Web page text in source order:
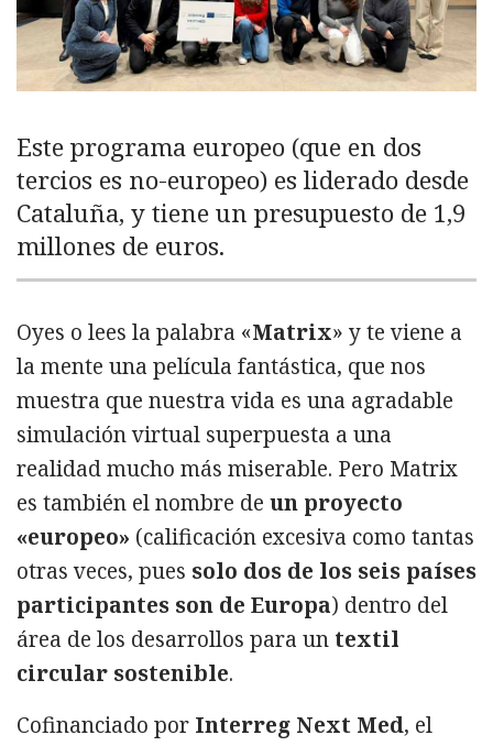
Este programa europeo (que en dos
tercios es no-europeo) es liderado desde
Cataluña, y tiene un presupuesto de 1,9
millones de euros.
Oyes o lees la palabra «Matrix» y te viene a
la mente una película fantástica, que nos
muestra que nuestra vida es una agradable
simulación virtual superpuesta a una
realidad mucho más miserable. Pero Matrix
es también el nombre de un proyecto
«europeo» (calificación excesiva como tantas
otras veces, pues solo dos de los seis países
participantes son de Europa) dentro del
área de los desarrollos para un textil
circular sostenible.
Cofinanciado por Interreg Next Med, el